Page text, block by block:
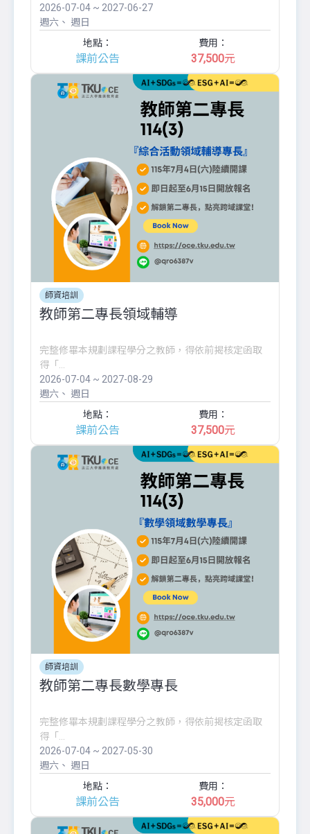
2026-07-04 ~ 2027-06-27
週六
週日
地點：
課前公告
費用：
37,500元
師資培訓
教師第二專長領域輔導
完整修畢本規劃課程學分之教師，得依前揭核定函取
得「...
2026-07-04 ~ 2027-08-29
週六
週日
地點：
課前公告
費用：
37,500元
師資培訓
教師第二專長數學專長
完整修畢本規劃課程學分之教師，得依前揭核定函取
得「...
2026-07-04 ~ 2027-05-30
週六
週日
地點：
課前公告
費用：
35,000元